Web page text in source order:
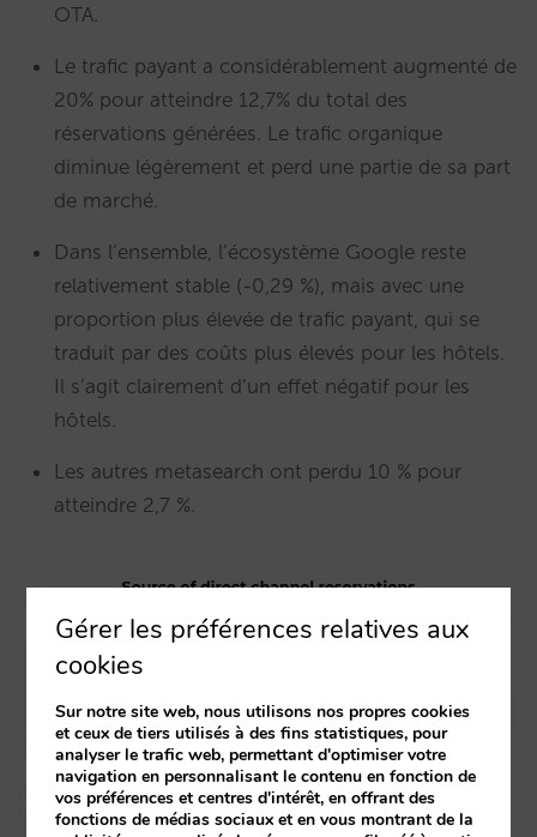
OTA.
Le trafic payant a considérablement augmenté de
20% pour atteindre 12,7% du total des
réservations générées. Le trafic organique
diminue légèrement et perd une partie de sa part
de marché.
Dans l’ensemble, l’écosystème Google reste
relativement stable (-0,29 %), mais avec une
proportion plus élevée de trafic payant, qui se
traduit par des coûts plus élevés pour les hôtels.
Il s’agit clairement d’un effet négatif pour les
hôtels.
Les autres metasearch ont perdu 10 % pour
atteindre 2,7 %.
Gérer les préférences relatives aux
cookies
Sur notre site web, nous utilisons nos propres cookies
et ceux de tiers utilisés à des fins statistiques, pour
analyser le trafic web, permettant d'optimiser votre
navigation en personnalisant le contenu en fonction de
vos préférences et centres d'intérêt, en offrant des
fonctions de médias sociaux et en vous montrant de la